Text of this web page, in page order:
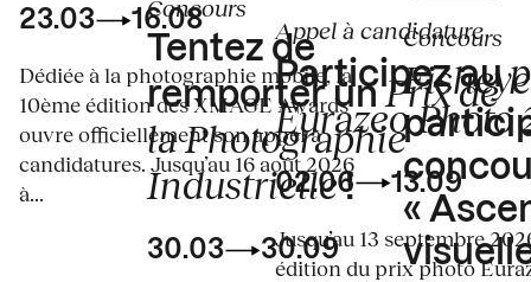
23.03 16.08
Dédiée à la photographie mobile, la
10ème édition des XMAGE Awards
ouvre officiellement son appel à
candidatures. Jusqu’au 16 août 2026
à...
Concours
Tentez de
remporter unPrix de
la Photographie
Industrielle!
30.03 30.09
Appel à candidature
Participez au
Eurazeo Photo
02.06 13.09
Jusqu’au 13 septembre
édition du prix photo
Concours
Fisheye
«